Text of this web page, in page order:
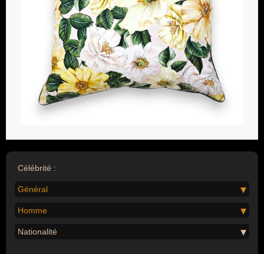
Célébrité :
Général
Homme
Nationalité